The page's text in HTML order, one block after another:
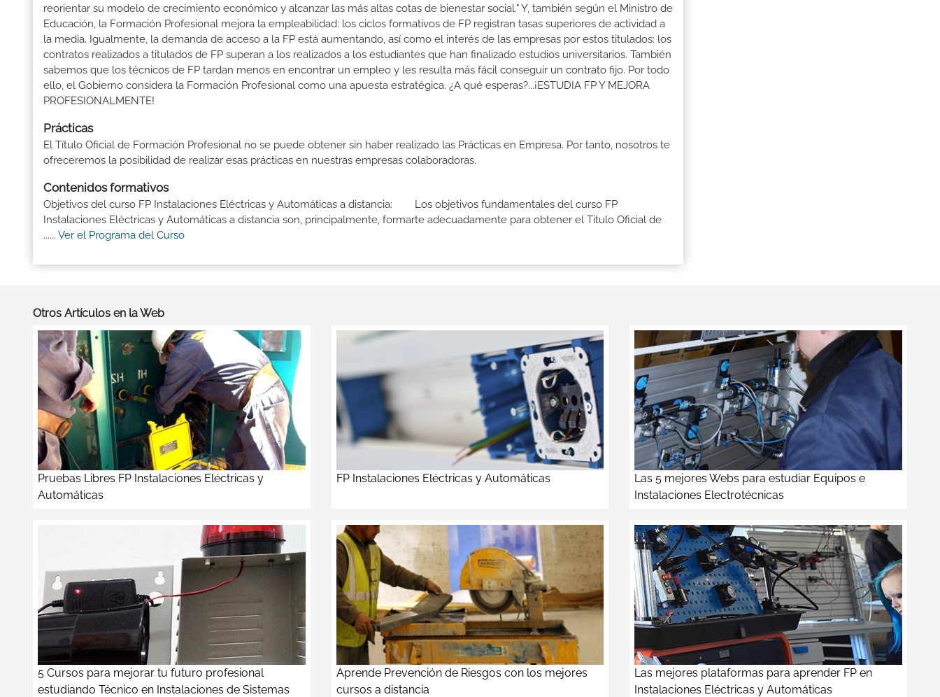
reorientar su modelo de crecimiento económico y alcanzar las más altas cotas de bienestar social." Y, también según el Ministro de
Educación, la Formación Profesional mejora la empleabilidad: los ciclos formativos de FP registran tasas superiores de actividad a
la media. Igualmente, la demanda de acceso a la FP está aumentando, así como el interés de las empresas por estos titulados: los
contratos realizados a titulados de FP superan a los realizados a los estudiantes que han finalizado estudios universitarios. También
sabemos que los técnicos de FP tardan menos en encontrar un empleo y les resulta más fácil conseguir un contrato fijo. Por todo
ello, el Gobierno considera la Formación Profesional como una apuesta estratégica. ¿A qué esperas?...¡ESTUDIA FP Y MEJORA
PROFESIONALMENTE!
Prácticas
El Título Oficial de Formación Profesional no se puede obtener sin haber realizado las Prácticas en Empresa. Por tanto, nosotros te
ofreceremos la posibilidad de realizar esas prácticas en nuestras empresas colaboradoras.
Contenidos formativos
Objetivos del curso FP Instalaciones Eléctricas y Automáticas a distancia: Los objetivos fundamentales del curso FP
Instalaciones Eléctricas y Automáticas a distancia son, principalmente, formarte adecuadamente para obtener el Titulo Oficial de
...... Ver el Programa del Curso
Otros Artículos en la Web
Pruebas Libres FP Instalaciones Eléctricas y
Automáticas
FP Instalaciones Eléctricas y Automáticas
Las 5 mejores Webs para estudiar Equipos e
Instalaciones Electrotécnicas
5 Cursos para mejorar tu futuro profesional
estudiando Técnico en Instalaciones de Sistemas
Aprende Prevención de Riesgos con los mejores
cursos a distancia
Las mejores plataformas para aprender FP en
Instalaciones Eléctricas y Automáticas